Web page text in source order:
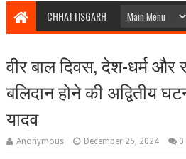
CHHATTISGARH
वीर बाल दिवस, देश-धर्म
बलिदान होने की अद्वितीय
यादव
Anonymous December 26, 2024 0